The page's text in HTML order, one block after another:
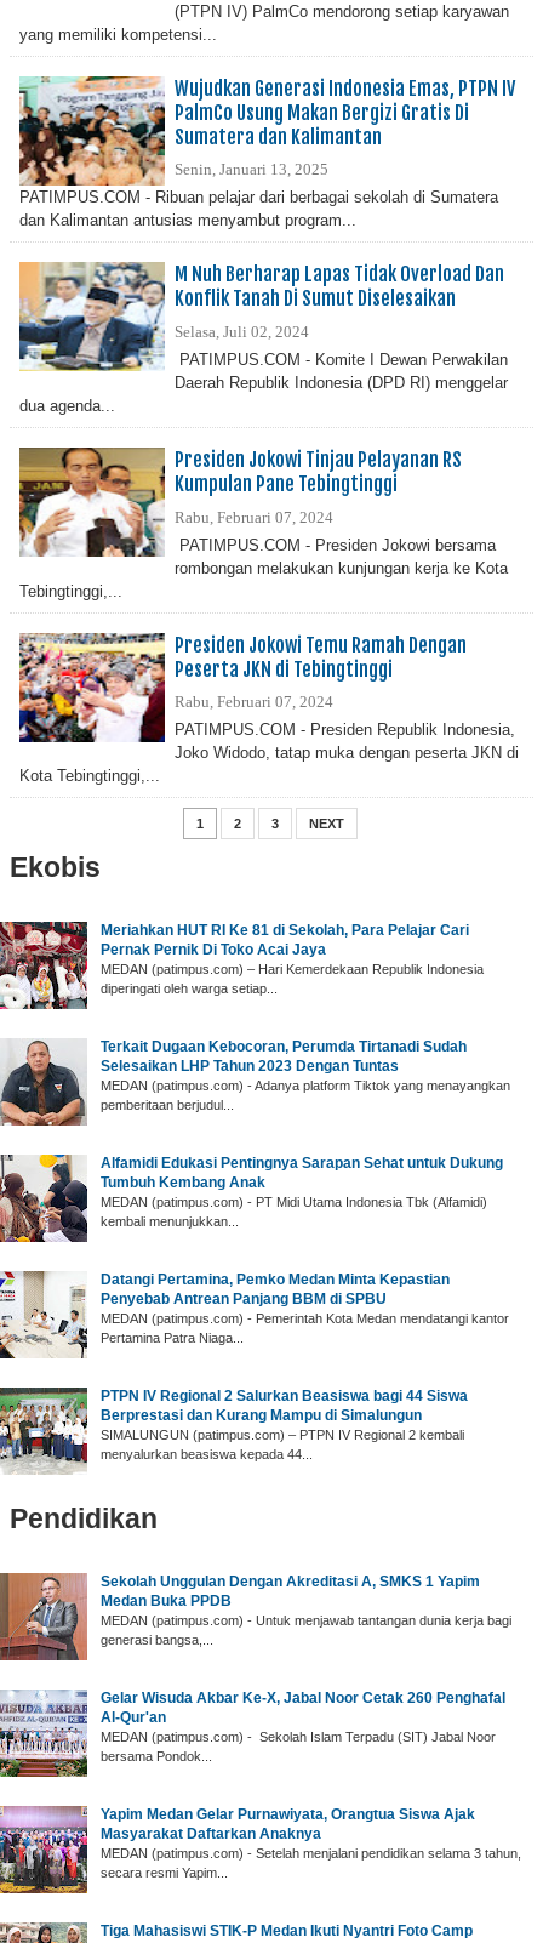
(PTPN IV) PalmCo mendorong setiap karyawan
yang memiliki kompetensi...
Wujudkan Generasi Indonesia Emas, PTPN IV
PalmCo Usung Makan Bergizi Gratis Di
Sumatera dan Kalimantan
Senin, Januari 13, 2025
PATIMPUS.COM - Ribuan pelajar dari berbagai sekolah di Sumatera
dan Kalimantan antusias menyambut program...
M Nuh Berharap Lapas Tidak Overload Dan
Konflik Tanah Di Sumut Diselesaikan
Selasa, Juli 02, 2024
PATIMPUS.COM - Komite I Dewan Perwakilan
Daerah Republik Indonesia (DPD RI) menggelar
dua agenda...
Presiden Jokowi Tinjau Pelayanan RS
Kumpulan Pane Tebingtinggi
Rabu, Februari 07, 2024
PATIMPUS.COM - Presiden Jokowi bersama
rombongan melakukan kunjungan kerja ke Kota
Tebingtinggi,...
Presiden Jokowi Temu Ramah Dengan
Peserta JKN di Tebingtinggi
Rabu, Februari 07, 2024
PATIMPUS.COM - Presiden Republik Indonesia,
Joko Widodo, tatap muka dengan peserta JKN di
Kota Tebingtinggi,...
1 2 3 NEXT
Ekobis
Meriahkan HUT RI Ke 81 di Sekolah, Para Pelajar Cari
Pernak Pernik Di Toko Acai Jaya
MEDAN (patimpus.com) – Hari Kemerdekaan Republik Indonesia
diperingati oleh warga setiap...
Terkait Dugaan Kebocoran, Perumda Tirtanadi Sudah
Selesaikan LHP Tahun 2023 Dengan Tuntas
MEDAN (patimpus.com) - Adanya platform Tiktok yang menayangkan
pemberitaan berjudul...
Alfamidi Edukasi Pentingnya Sarapan Sehat untuk Dukung
Tumbuh Kembang Anak
MEDAN (patimpus.com) - PT Midi Utama Indonesia Tbk (Alfamidi)
kembali menunjukkan...
Datangi Pertamina, Pemko Medan Minta Kepastian
Penyebab Antrean Panjang BBM di SPBU
MEDAN (patimpus.com) - Pemerintah Kota Medan mendatangi kantor
Pertamina Patra Niaga...
PTPN IV Regional 2 Salurkan Beasiswa bagi 44 Siswa
Berprestasi dan Kurang Mampu di Simalungun
SIMALUNGUN (patimpus.com) – PTPN IV Regional 2 kembali
menyalurkan beasiswa kepada 44...
Pendidikan
‎Sekolah Unggulan Dengan Akreditasi A, SMKS 1 Yapim
Medan Buka PPDB
‎MEDAN (patimpus.com) - Untuk menjawab tantangan dunia kerja bagi
generasi bangsa,...
‎Gelar Wisuda Akbar Ke-X, Jabal Noor Cetak 260 Penghafal
Al-Qur'an ‎
‎MEDAN (patimpus.com) - Sekolah Islam Terpadu (SIT) Jabal Noor
bersama Pondok...
Yapim Medan Gelar ‎Purnawiyata, Orangtua Siswa Ajak
Masyarakat Daftarkan Anaknya
‎MEDAN (patimpus.com) - Setelah menjalani pendidikan selama 3 tahun,
secara resmi Yapim...
‎Tiga Mahasiswi STIK-P Medan Ikuti Nyantri Foto Camp